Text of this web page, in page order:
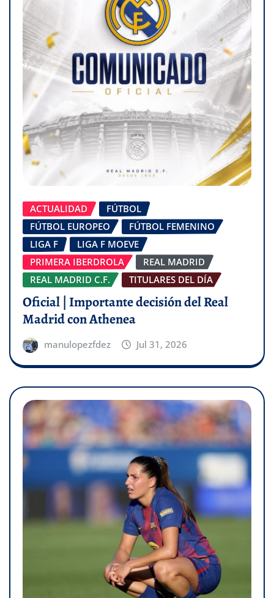
ACTUALIDAD
FÚTBOL
FÚTBOL EUROPEO
FÚTBOL FEMENINO
LIGA F
LIGA F MOEVE
PRIMERA IBERDROLA
REAL MADRID
REAL MADRID C.F.
TITULARES DEL DÍA
Oficial | Importante decisión del Real
Madrid con Athenea
manulopezfdez Jul 31, 2026